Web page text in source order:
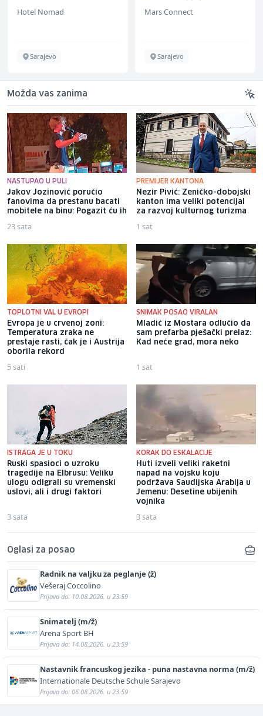
Hotel Nomad
Sarajevo
Mars Connect
Sarajevo
Možda vas zanima
NASTUPAO U PULI
Jakov Jozinović poručio
fanovima da prestanu bacati
mobitele na binu: Pogazit ću ih
23 sata
PREMIJER KANTONA
Nezir Pivić: Zeničko-dobojski
kanton ima veliki potencijal
za razvoj kulturnog turizma
1 sat
TOPLOTNI VAL U EVROPI
Evropa je u crvenoj zoni:
Temperatura zraka ne
prestaje rasti, čak je i Austrija
oborila rekord
5 sati
SNIMAK POSAO VIRALAN
Mladić iz Mostara odlučio da
sam prefarba pješački prelaz:
Kad neće grad, mora neko
1 sat
ISTRAGA JE U TOKU
Ruski spasioci o uzroku
tragedije na Elbrusu: Veliku
ulogu odigrali su vremenski
uslovi, ali i drugi faktori
3 sata
KORAK DO ESKALACIJE
Huti izveli veliki raketni
napad na vojsku koju
podržava Saudijska Arabija u
Jemenu: Desetine ubijenih
vojnika
3 sata
Oglasi za posao
Radnik na valjku za peglanje (ž)
Vešeraj Coccolino
Prijava do: 10.08.2026. u 23:59
Snimatelj (m/ž)
Arena Sport BH
Prijava do: 14.08.2026. u 23:59
Nastavnik francuskog jezika - puna nastavna norma (m/ž)
Internationale Deutsche Schule Sarajevo
Prijava do: 06.08.2026. u 23:59